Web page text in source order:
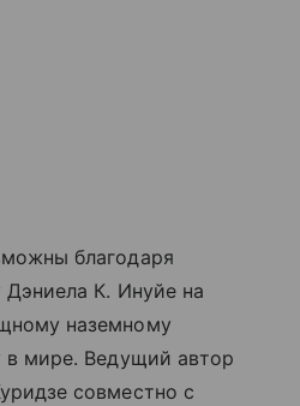
благодаря
Дэниела К. Инуйе на
наземному
в мире. Ведущий автор
совместно с